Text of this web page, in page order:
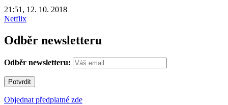
21:51, 12. 10. 2018
Netflix
Odběr newsletteru
Odběr newsletteru:
Objednat předplatné zde